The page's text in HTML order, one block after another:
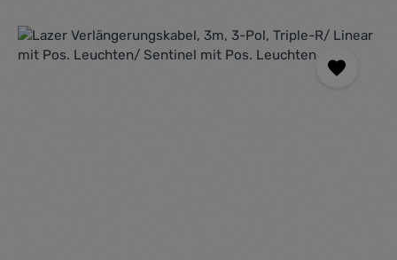
Bildergalerie überspringen